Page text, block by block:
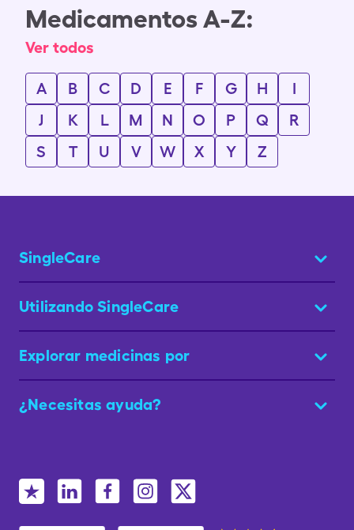
Medicamentos A-Z:
Ver todos
A B C D E F G H
I
J
K L M N O P Q
R
S
T U V W X Y Z
SingleCare
Utilizando SingleCare
Explorar medicinas por
¿Necesitas ayuda?